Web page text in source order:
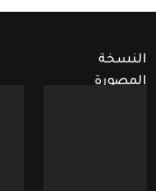
النسخة
المصورة